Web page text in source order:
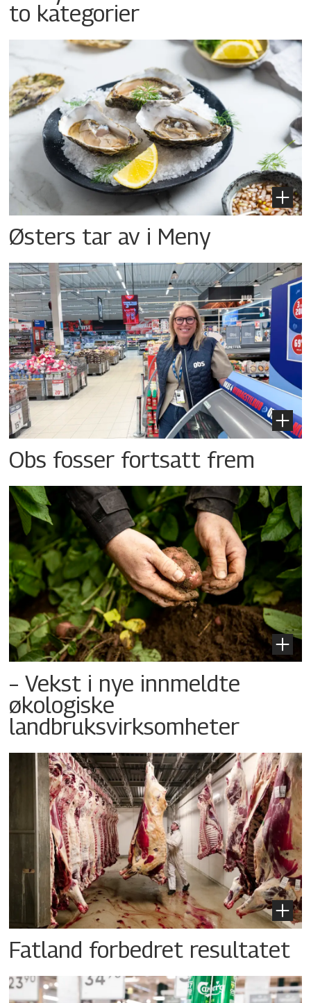
to kategorier
Østers tar av i Meny
Obs fosser fortsatt frem
– Vekst i nye innmeldte
økologiske
landbruksvirksomheter
Fatland forbedret resultatet